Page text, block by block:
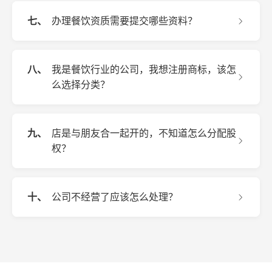
七、 办理餐饮资质需要提交哪些资料？
八、
我是餐饮行业的公司，我想注册商标，该怎
么选择分类？
九、
店是与朋友合一起开的，不知道怎么分配股
权？
十、 公司不经营了应该怎么处理？